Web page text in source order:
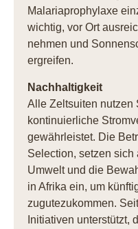
Malariaprophylaxe
wichtig, vor Ort
nehmen und
ergreifen.
Nachhaltigkeit
Alle Zeltsuiten nutzen
kontinuierliche
gewährleistet. Die
Selection, setzen sich
Umwelt und die
in Afrika ein, um
zugutezukommen.
Initiativen unterstützt,